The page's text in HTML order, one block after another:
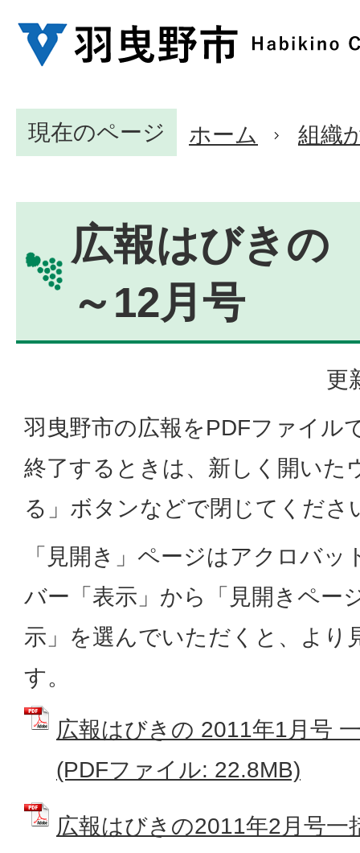
現在のページ ホーム 組織
広報はびきの
～12月号
更
羽曳野市の広報をPDFファイル
終了するときは、新しく開いた
る」ボタンなどで閉じてくださ
「見開き」ページはアクロバ
バー「表示」から「見開きペー
示」を選んでいただくと、より
す。
広報はびきの 2011年1月号
(PDFファイル: 22.8MB)
広報はびきの2011年2月号一